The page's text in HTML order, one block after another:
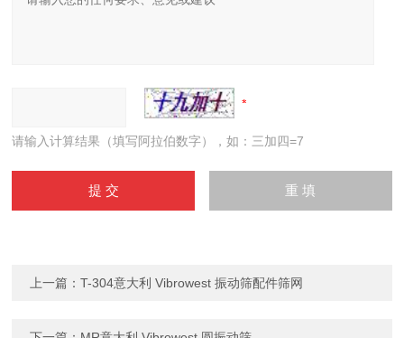
请输入计算结果（填写阿拉伯数字），如：三加四=7
上一篇：T-304意大利 Vibrowest 振动筛配件筛网